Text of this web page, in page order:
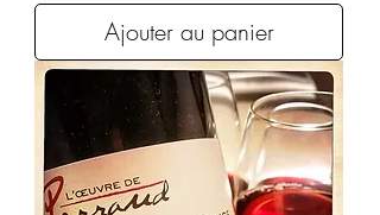
Ajouter au panier